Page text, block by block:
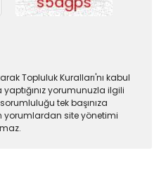
Topluluk Kuralları'nı kabul
yorumunuzla ilgili
tek başınıza
yorumlardan site yönetimi